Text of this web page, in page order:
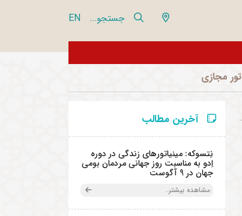
جستجو... EN
تور مجازی
آخرین مطالب
نِتسوکه: مینیاتورهای زندگی در دوره
اِدو به مناسبت روز جهانی مردمان بومی
جهان در 9 آگوست
مشاهده بیشتر..